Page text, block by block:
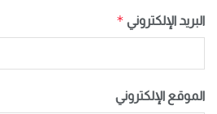
البريد الإلكتروني *
الموقع الإلكتروني